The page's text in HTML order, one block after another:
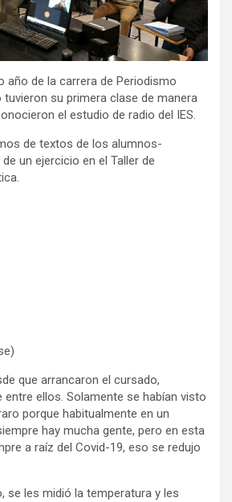
año de la carrera de Periodismo
su primera clase de manera
el estudio de radio del IES.
de textos de los alumnos-
un ejercicio en el Taller de
que arrancaron el cursado,
ellos. Solamente se habían visto
porque habitualmente en un
hay mucha gente, pero en esta
a raíz del Covid-19, eso se redujo
se les midió la temperatura y les